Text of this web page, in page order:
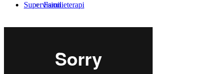
Familieterapi
Børn & unge
Supervision